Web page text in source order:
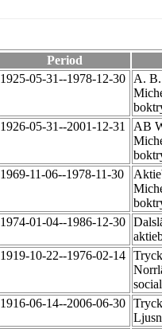
Period
1925-05-31--1978-12-30
A.
1926-05-31--2001-12-31
AB
1969-11-06--1978-11-30
1974-01-04--1986-12-30
1919-10-22--1976-02-14
1916-06-14--2006-06-30